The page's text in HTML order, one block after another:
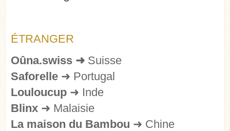
ÉTRANGER
Oûna.swiss ➜ Suisse
Saforelle ➜ Portugal
Louloucup ➜ Inde
Blinx ➜ Malaisie
La maison du Bambou ➜ Chine